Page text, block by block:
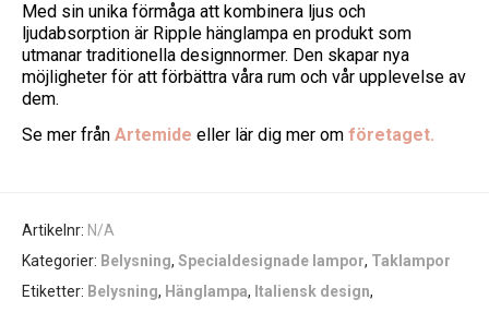
Med sin unika förmåga att kombinera ljus och
ljudabsorption är Ripple hänglampa en produkt som
utmanar traditionella designnormer. Den skapar nya
möjligheter för att förbättra våra rum och vår upplevelse av
dem.
Se mer från Artemide eller lär dig mer om företaget.
Artikelnr: N/A
Kategorier: Belysning, Specialdesignade lampor, Taklampor
Etiketter: Belysning, Hänglampa, Italiensk design,